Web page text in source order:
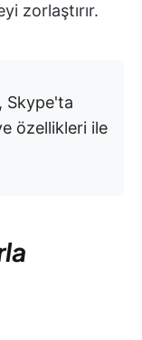
zorlaştırır.
Skype'ta
özellikleri ile